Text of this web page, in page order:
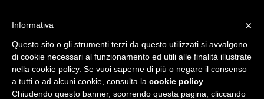
Il Blog del Garden Club di Bologna
accetta l'uso dei cookies previsto nella pagina dedicata.
Fai clic per abilitare/disabilitare il tracciamento di
Google Analytics.
×
Informativa
Questo sito o gli strumenti terzi da questo utilizzati si avvalgono
di cookie necessari al funzionamento ed utili alle finalità illustrate
nella cookie policy. Se vuoi saperne di più o negare il consenso
a tutti o ad alcuni cookie, consulta la cookie policy
Chiudendo questo banner, scorrendo questa pagina, cliccando